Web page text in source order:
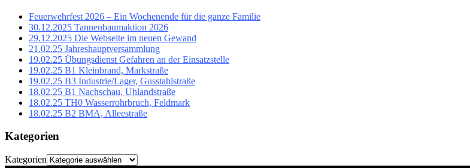
Feuerwehrfest 2026 – Ein Wochenende für die ganze Familie
30.12.2025 Tannenbaumaktion 2026
29.12.2025 Die Webseite im neuen Gewand
21.02.25 Jahreshauptversammlung
19.02.25 Übungsdienst Gefahren an der Einsatzstelle
19.02.25 B1 Kleinbrand, Markstraße
19.02.25 B3 Industrie/Lager, Gusstahlstraße
18.02.25 B1 Nachschau, Uhlandstraße
18.02.25 TH0 Wasserrohrbruch, Feldmark
18.02.25 B2 BMA, Alleestraße
Kategorien
Kategorien